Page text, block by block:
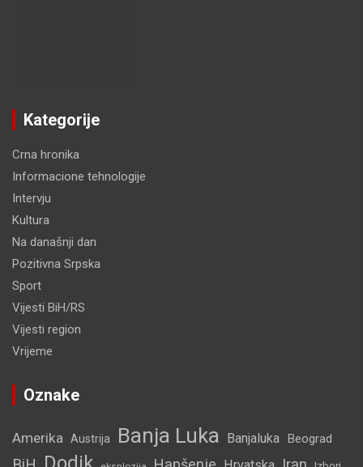
Kategorije
Crna hronika
Informacione tehnologije
Intervju
Kultura
Na današnji dan
Pozitivna Srpska
Sport
Vijesti BiH/RS
Vijesti region
Vrijeme
Oznake
Amerika Austrija Banja Luka Banjaluka Beograd